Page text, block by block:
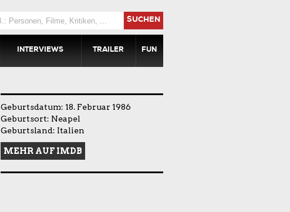
SUCHEN
INTERVIEWS TRAILER FUN
Geburtsdatum: 18. Februar 1986
Geburtsort: Neapel
Geburtsland: Italien
MEHR AUF IMDB